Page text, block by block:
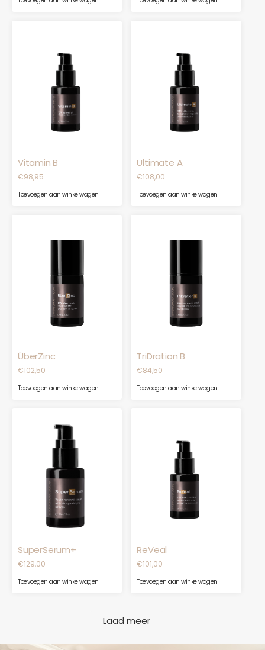
Vitamin B
€98,95
Toevoegen aan winkelwagen
Ultimate A
€108,00
Toevoegen aan winkelwagen
ÜberZinc
€102,50
Toevoegen aan winkelwagen
TriDration B
€84,50
Toevoegen aan winkelwagen
SuperSerum+
€129,00
Toevoegen aan winkelwagen
ReVeal
€101,00
Toevoegen aan winkelwagen
Laad meer